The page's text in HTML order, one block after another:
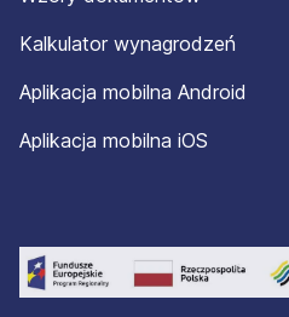
Kalkulator wynagrodzeń
Aplikacja mobilna Android
Aplikacja mobilna iOS